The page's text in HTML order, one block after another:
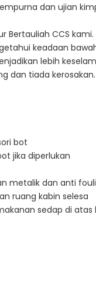
dan ujian
Bertauliah CCS kami.
keadaan
lebih
dan tiada kerosakan.
bot
jika diperlukan
metalik dan anti
ruang kabin selesa
sedap di atas